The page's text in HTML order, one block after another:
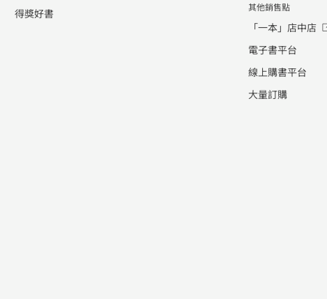
得獎好書
其他銷售點
「一本」店中店
電子書平台
線上購書平台
大量訂購